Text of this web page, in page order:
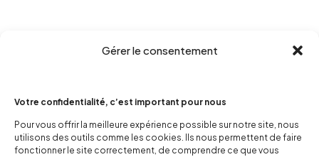
Gérer le consentement
Votre confidentialité, c’est important pour nous
Pour vous offrir la meilleure expérience possible sur notre site, nous
utilisons des outils comme les cookies. Ils nous permettent de faire
fonctionner le site correctement, de comprendre ce que vous
contact@popnbaby.com